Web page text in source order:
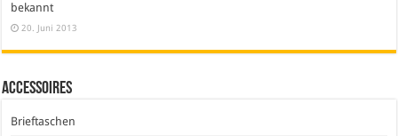
bekannt
20. Juni 2013
Accessoires
Brieftaschen